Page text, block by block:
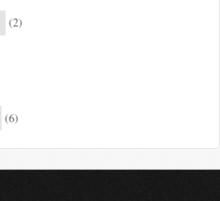
(2)
(6)